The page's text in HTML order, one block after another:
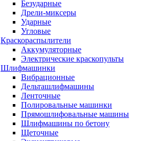
Безударные
Дрели-миксеры
Ударные
Угловые
Краскораспылители
Аккумуляторные
Электрические краскопульты
Шлифмашинки
Вибрационные
Дельташлифмашины
Ленточные
Полировальные машинки
Прямошлифовальные машины
Шлифмашины по бетону
Щеточные